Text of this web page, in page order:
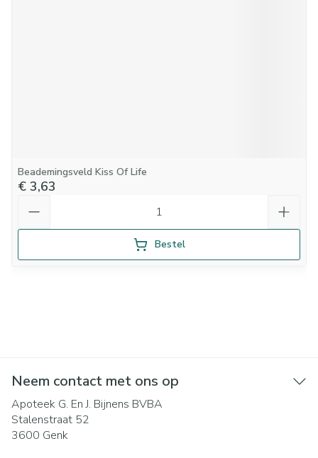
Beademingsveld Kiss Of Life
€ 3,63
Bestel
Neem contact met ons op
Apoteek G. En J. Bijnens BVBA
Stalenstraat 52
3600 Genk